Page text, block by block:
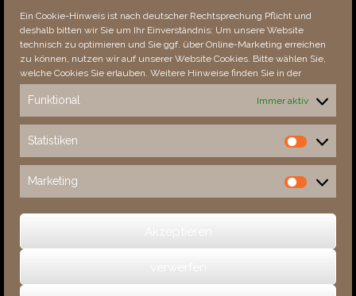
Ein Cookie-Hinweis ist nach deutscher Rechtsprechung Pflicht und
deshalb bitten wir Sie um Ihr Einverständnis: Um unsere Website
technisch zu optimieren und Sie ggf. über Online-Marketing erreichen
zu können, nutzen wir auf unserer Website Cookies. Bitte wählen Sie,
welche Cookies Sie erlauben. Weitere Hinweise finden Sie in der
Funktional Immer aktiv
Statistiken
Statistiken
Marketing
Marketing
Fehler bemerkt?
Besucher seit 08/​2021
This Week
32928